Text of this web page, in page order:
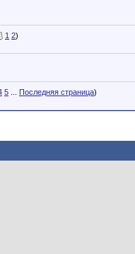
1 2)
5 Последняя страница)